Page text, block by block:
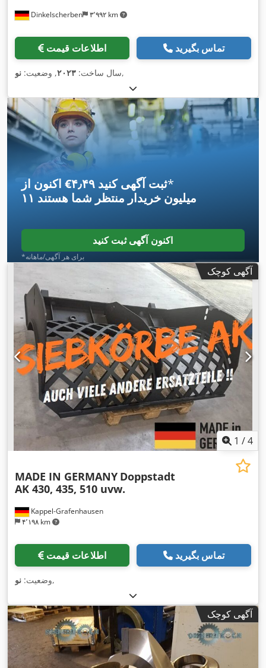
Dinkelscherben ۳٬۹۹۲ km
اطلاعات قیمت تماس بگیرید
سال ساخت: ۲۰۲۳, وضعیت: نو ,
اکنون از ‎€۴٫۴۹ ثبت آگهی کنید*
۱۱ میلیون خریدار منتظر شما هستند
اکنون آگهی ثبت کنید
*برای هر آگهی/ماهانه
آگهی کوچک
1 /4
Kappel-Grafenhausen
۴٬۱۹۸ km
MADE IN GERMANY Doppstadt
AK 430, 435, 510 uvw.
اطلاعات قیمت تماس بگیرید
وضعیت: نو ,
آگهی کوچک